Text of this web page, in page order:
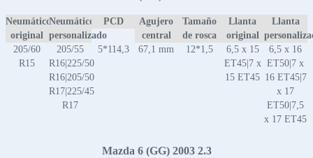
Neumático
original
Neumático
personalizado
PCD
Agujero
central
Tamaño
de rosca
Llanta
original
Llanta
205/60
R15
205/55
R16|225/50
R16|205/50
R17|225/45
R17
5*114,3 67,1 mm 12*1,5
6,5 x 15
ET45|7 x
15 ET45
6,5 x 16
ET50|7 x
16 ET45|7
x 17
ET50|7,5
x 17 ET45
Mazda 6 (GG) 2003 2.3